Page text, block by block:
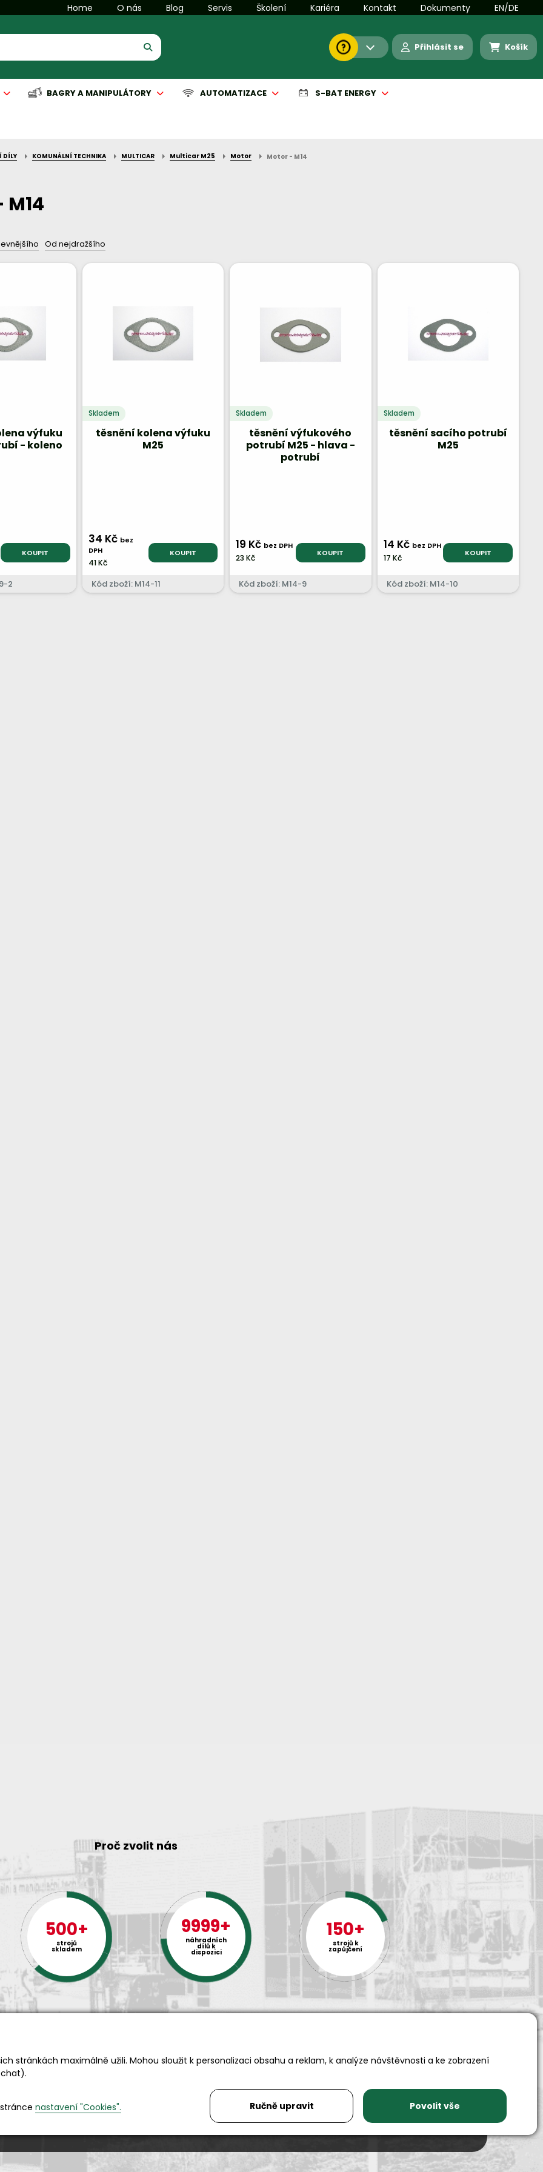
stránkách maximálně užili. Mohou sloužit k personalizaci obsahu a reklam, k analýze návštěvnosti a ke zobrazení
nastavení "Cookies". Ručně upravit Povolit vše
Home O nás Blog Servis Školení Kariéra Kontakt Dokumenty EN/DE
Přihlásit se Košík
BAGRY A MANIPULÁTORY AUTOMATIZACE S-BAT ENERGY
DÍLY KOMUNÁLNÍ TECHNIKA MULTICAR Multicar M25 Motor Motor - M14
Od nejdražšího
výfuku
- koleno
KOUPIT
2
Skladem
těsnění kolena výfuku
M25
34 Kč bez
DPH
41 Kč
KOUPIT
Kód zboží: M14-11
Skladem
těsnění výfukového
potrubí M25 - hlava -
potrubí
19 Kč bez DPH
23 Kč KOUPIT
Kód zboží: M14-9
Skladem
těsnění sacího potrubí
M25
14 Kč bez DPH
17 Kč KOUPIT
Kód zboží: M14-10
Proč zvolit nás
500+
strojů
skladem
9999+
náhradních
dílů k
dispozici
150+
strojů k
zapůjčení
Email:info@autosas.cz
Rychnovská 577